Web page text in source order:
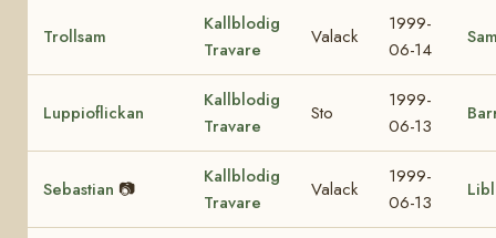
Trollsam
Kallblodig
Travare
Valack
1999-
06-14
Luppioflickan
Kallblodig
Travare
Sto
1999-
06-13
Sebastian 📷
Kallblodig
Travare
Valack
1999-
06-13